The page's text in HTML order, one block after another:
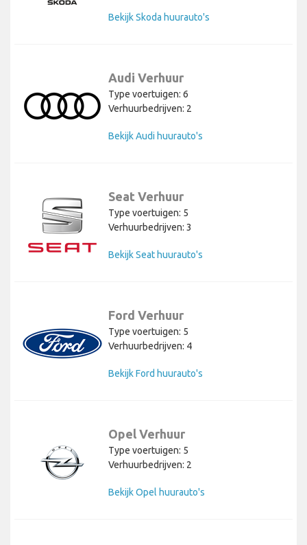
Bekijk Skoda huurauto's
Audi Verhuur
Type voertuigen: 6
Verhuurbedrijven: 2
Bekijk Audi huurauto's
Seat Verhuur
Type voertuigen: 5
Verhuurbedrijven: 3
Bekijk Seat huurauto's
Ford Verhuur
Type voertuigen: 5
Verhuurbedrijven: 4
Bekijk Ford huurauto's
Opel Verhuur
Type voertuigen: 5
Verhuurbedrijven: 2
Bekijk Opel huurauto's